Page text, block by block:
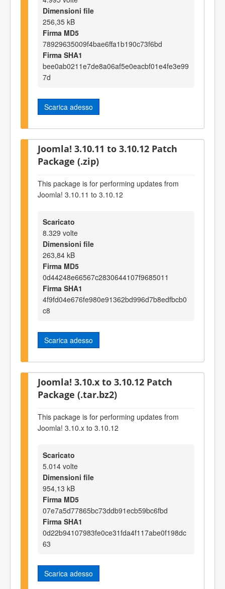
Dimensioni file
256,35 kB
Firma MD5
78929635009f4bae6ffa1b190c73f6bd
Firma SHA1
bee0ab0211e7de8a06af5e0eacbf01e4fe3e99
7d
Scarica adesso
Joomla! 3.10.11 to 3.10.12 Patch
Package (.zip)
This package is for performing updates from
Joomla! 3.10.11 to 3.10.12
Scaricato
8.329 volte
Dimensioni file
263,84 kB
Firma MD5
0d44248e66567c2830644107f9685011
Firma SHA1
4f9fd04e676fe980e91362bd996d7b8edfbcb0
c8
Scarica adesso
Joomla! 3.10.x to 3.10.12 Patch
Package (.tar.bz2)
This package is for performing updates from
Joomla! 3.10.x to 3.10.12
Scaricato
5.014 volte
Dimensioni file
954,13 kB
Firma MD5
07e7a5d77865bc73ddb91ecb59bc6fbd
Firma SHA1
0d22b94107983fe0ce31fda4f117abe0f198dc
63
Scarica adesso